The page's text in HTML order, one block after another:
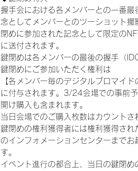
握手会における各メンバーとの一番
念としてメンバーとのツーショット
閉めに参加された記念として限定の
に送付されます。
鍵閉めは各メンバーの最後の握手（
鍵閉めにご参加いただく権利は
【各メンバー毎のデジタルブロマイド
に付与されます。3/24会場での事前
開け購入も含まれます。
当日会場でのご購入枚数はカウントさ
鍵閉めの権利獲得者には権利獲得さ
のインフォメーションセンターまで
す。
イベント進行の都合上、当日の鍵閉